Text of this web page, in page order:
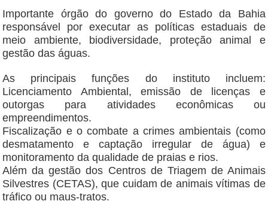
Importante órgão do governo do Estado da Bahia
responsável por executar as políticas estaduais de
meio ambiente, biodiversidade, proteção animal e
gestão das águas.
As principais funções do instituto incluem:
Licenciamento Ambiental, emissão de licenças e
outorgas para atividades econômicas ou
empreendimentos.
Fiscalização e o combate a crimes ambientais (como
desmatamento e captação irregular de água) e
monitoramento da qualidade de praias e rios.
Além da gestão dos Centros de Triagem de Animais
Silvestres (CETAS), que cuidam de animais vítimas de
tráfico ou maus-tratos.